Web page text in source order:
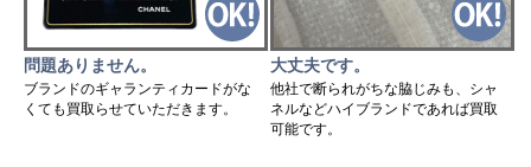
問題ありません。
ブランドのギャランティカードがな
くても買取らせていただきます。
大丈夫です。
他社で断られがちな脇じみも、シャ
ネルなどハイブランドであれば買取
可能です。